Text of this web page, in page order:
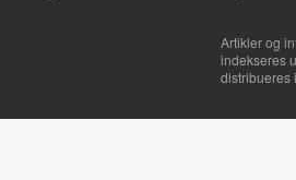
Artikler og
indekseres
distribueres